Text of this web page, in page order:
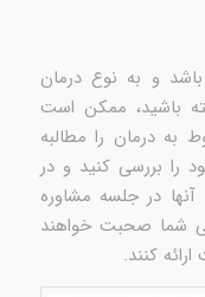
و به نوع درمان
باشید، ممکن است
به درمان را مطالبه
را بررسی کنید و در
در جلسه مشاوره
شما صحبت خواهند
کنند.